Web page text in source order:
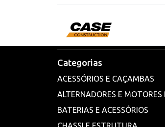
Categorias
ACESSÓRIOS E CAÇAMBAS
ALTERNADORES E MOTORES
BATERIAS E ACESSÓRIOS